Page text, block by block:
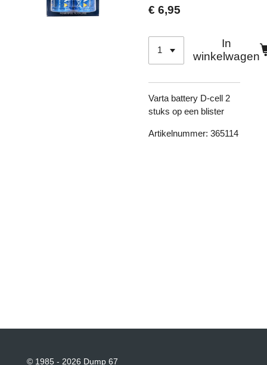
€ 6,95
In
winkelwagen
Varta battery D-cell 2
stuks op een blister
Artikelnummer: 365114
© 1985 - 2026 Dump 67